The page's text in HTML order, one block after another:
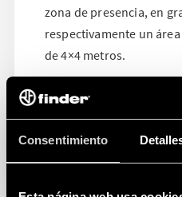
Consentimiento
zona de presencia, en
respectivamente un
de 4×4 metros.